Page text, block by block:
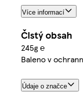
Více informací
Čistý obsah
245g ℮
Baleno v
Údaje o značce